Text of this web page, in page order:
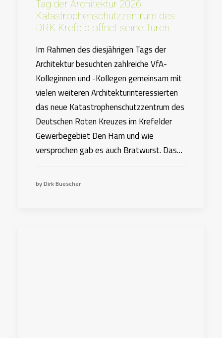
Tag der Architektur 2026:
Katastrophenschutzzentrum des
DRK Krefeld öffnet seine Türen
Im Rahmen des diesjährigen Tags der
Architektur besuchten zahlreiche VfA-
Kolleginnen und -Kollegen gemeinsam mit
vielen weiteren Architekturinteressierten
das neue Katastrophenschutzzentrum des
Deutschen Roten Kreuzes im Krefelder
Gewerbegebiet Den Ham und wie
versprochen gab es auch Bratwurst. Das…
by Dirk Buescher